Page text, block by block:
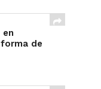
en
de